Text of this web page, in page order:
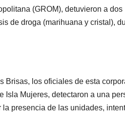
(GROM), detuvieron a dos
de droga (marihuana y cristal),
Brisas, los oficiales de esta
Isla Mujeres, detectaron a una
presencia de las unidades,